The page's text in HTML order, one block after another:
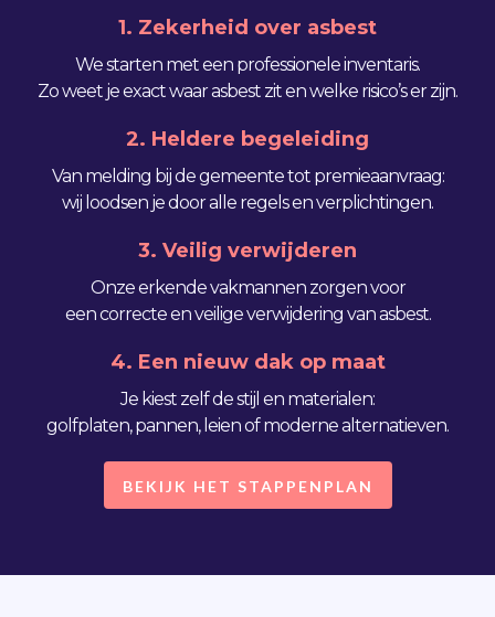
1. Zekerheid over asbest
We starten met een professionele inventaris.
Zo weet je exact waar asbest zit en welke risico’s er zijn.
2. Heldere begeleiding
Van melding bij de gemeente tot premieaanvraag:
wij loodsen je door alle regels en verplichtingen.
3. Veilig verwijderen
Onze erkende vakmannen zorgen voor
een correcte en veilige verwijdering van asbest.
4. Een nieuw dak op maat
Je kiest zelf de stijl en materialen:
golfplaten, pannen, leien of moderne alternatieven.
BEKIJK HET STAPPENPLAN